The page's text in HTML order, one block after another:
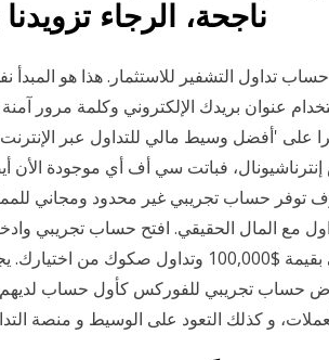
ناجحة، الرجاء
تداول التشفير للاستثمار. هذا هو
عنوان بريدك الإلكتروني وكلمة مرور
وحصلت مؤخرا على 'أفضل وسيط مالي للتداول عبر
إنترناشيونال، فباتت سي أف أي موجودة
توفر حساب تجريبي غير محدود ومجاني
مع المال الحقيقي. افتح حساب تجريبي
حساب تجريبي للفوركس كأول حساب